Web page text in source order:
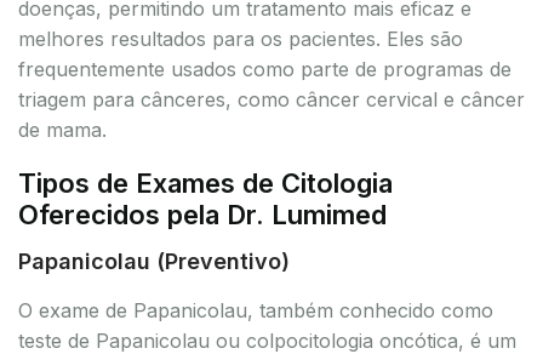
doenças, permitindo um tratamento mais eficaz e
melhores resultados para os pacientes. Eles são
frequentemente usados como parte de programas de
triagem para cânceres, como câncer cervical e câncer
de mama.
Tipos de Exames de Citologia
Oferecidos pela Dr. Lumimed
Papanicolau (Preventivo)
O exame de Papanicolau, também conhecido como
teste de Papanicolau ou colpocitologia oncótica, é um